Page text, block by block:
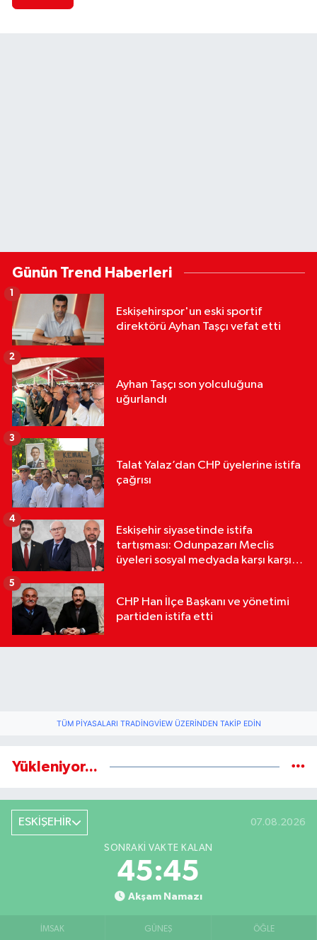
Günün Trend Haberleri
Eskişehirspor'un eski sportif
direktörü Ayhan Taşçı vefat etti
1
Ayhan Taşçı son yolculuğuna
uğurlandı
2
Talat Yalaz’dan CHP üyelerine istifa
çağrısı
3
Eskişehir siyasetinde istifa
tartışması: Odunpazarı Meclis
üyeleri sosyal medyada karşı karşıya
4
CHP Han İlçe Başkanı ve yönetimi
partiden istifa etti
5
TÜM PIYASALARI TRADINGVIEW ÜZERINDEN TAKIP EDIN
Yükleniyor...
ESKİŞEHİR 07.08.2026
SONRAKI VAKTE KALAN
45:44
Akşam Namazı
İMSAK GÜNEŞ ÖĞLE